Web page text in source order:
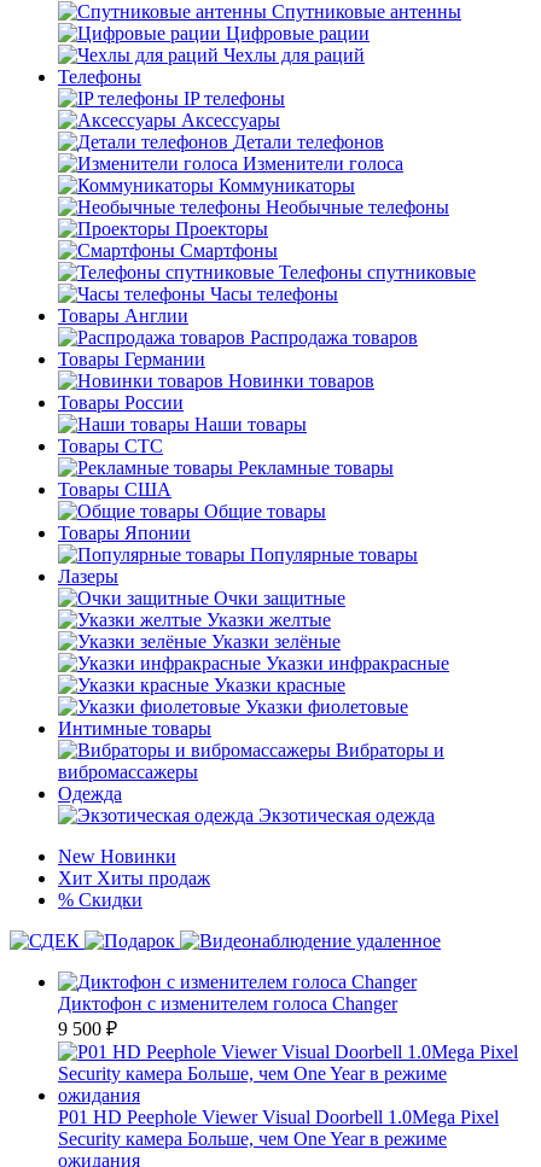
Спутниковые антенны
Цифровые рации
Чехлы для раций
Телефоны
IP телефоны
Аксессуары
Детали телефонов
Изменители голоса
Коммуникаторы
Необычные телефоны
Проекторы
Смартфоны
Телефоны спутниковые
Часы телефоны
Товары Англии
Распродажа товаров
Товары Германии
Новинки товаров
Товары России
Наши товары
Товары СТС
Рекламные товары
Товары США
Общие товары
Товары Японии
Популярные товары
Лазеры
Очки защитные
Указки желтые
Указки зелёные
Указки инфракрасные
Указки красные
Указки фиолетовые
Интимные товары
Вибраторы и
вибромассажеры
Одежда
Экзотическая одежда
New Новинки
Хит Хиты продаж
% Скидки
Диктофон с изменителем голоса Changer
9 500 ₽
P01 HD Peephole Viewer Visual Doorbell 1.0Mega Pixel
Security камера Больше, чем One Year в режиме
ожидания